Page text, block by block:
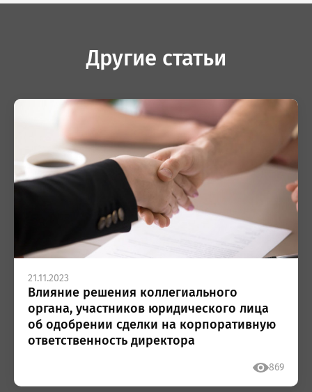
Другие статьи
21.11.2023
Влияние решения коллегиального
органа, участников юридического лица
об одобрении сделки на корпоративную
ответственность директора
869